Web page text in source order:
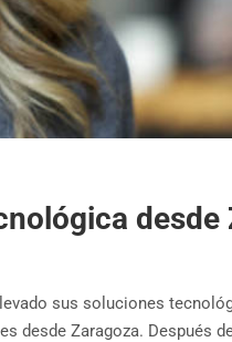
desde
sus soluciones
desde Zaragoza. Después